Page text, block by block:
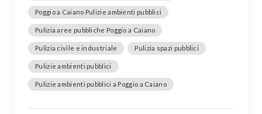
Poggio a Caiano Pulizie ambienti pubblici
Pulizia aree pubbliche Poggio a Caiano
Pulizia civile e industriale Pulizia spazi pubblici
Pulizie ambienti pubblici
Pulizie ambienti pubblici a Poggio a Caiano